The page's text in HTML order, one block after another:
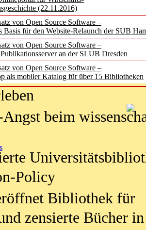
(22.11.2016)
von Open Source Software –
für den Website-Relaunch der SUB
von Open Source Software –
an der SLUB Dresden
von Open Source Software –
als mobiler Katalog für über 15 Bibliotheken
Ausrüstung in der
unterwegs
Social Media
beim
Policy
Bibliothek für
zensierte Bücher